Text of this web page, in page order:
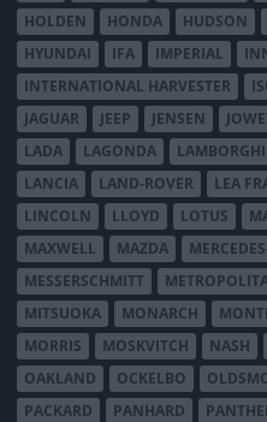
HOLDEN
HONDA HUDSON
HYUNDAI
IFA IMPERIAL
INTERNATIONAL HARVESTER
JAGUAR
JEEP JENSEN
LADA
LAGONDA
LANCIA
LAND-ROVER LEA
LINCOLN
LLOYD LOTUS
MAXWELL
MAZDA
MESSERSCHMITT
MITSUOKA
MONARCH
MORRIS
MOSKVITCH NASH
OAKLAND
OCKELBO
PACKARD
PANHARD